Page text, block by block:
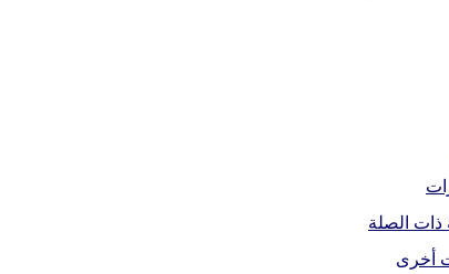
ذات الصلة
أخرى